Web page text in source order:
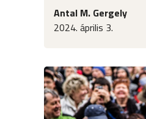
Antal M. Gergely
2024. április 3.